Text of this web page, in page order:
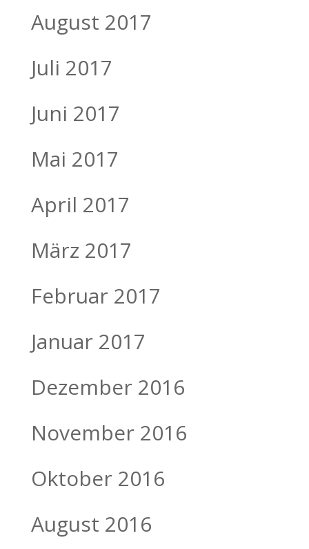
August 2017
Juli 2017
Juni 2017
Mai 2017
April 2017
März 2017
Februar 2017
Januar 2017
Dezember 2016
November 2016
Oktober 2016
August 2016